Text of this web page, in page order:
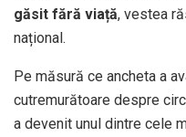
găsit fără viață, vestea
național.
Pe măsură ce ancheta a
cutremurătoare despre
a devenit unul dintre cele